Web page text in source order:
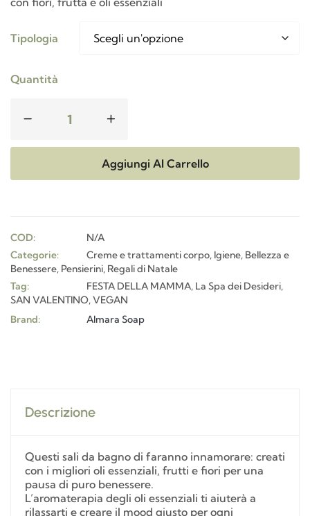
Tipologia
Quantità
Aggiungi Al Carrello
COD:
N/A
Categorie:
Creme e trattamenti corpo, Igiene, Bellezza e
Benessere, Pensierini, Regali di Natale
Tag:
FESTA DELLA MAMMA, La Spa dei Desideri,
SAN VALENTINO,VEGAN
Brand:
Almara Soap
Descrizione
Questi sali da bagno di faranno innamorare: creati
con i migliori oli essenziali, frutti e fiori per una
pausa di puro benessere.
L’aromaterapia degli oli essenziali ti aiuterà a
rilassarti e creare il mood giusto per ogni